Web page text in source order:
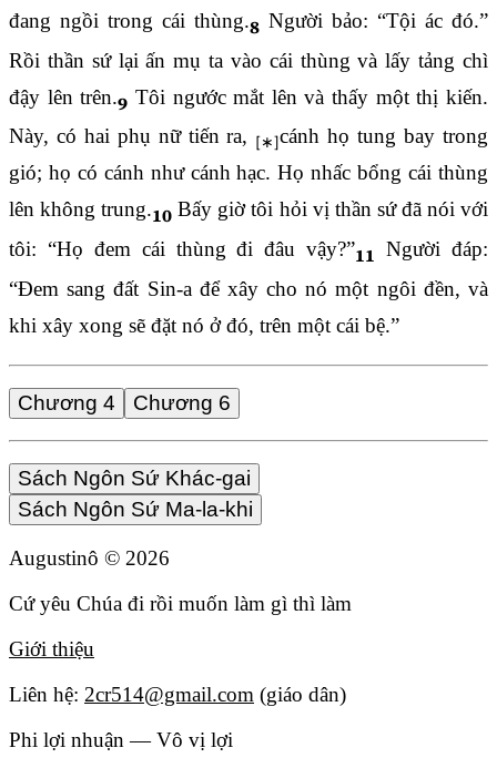
đang ngồi trong cái thùng.8 Người bảo: “Tội ác đó.”
Rồi thần sứ lại ấn mụ ta vào cái thùng và lấy tảng chì
đậy lên trên.9 Tôi ngước mắt lên và thấy một thị kiến.
Này, có hai phụ nữ tiến ra,
cánh họ tung bay trong
gió; họ có cánh như cánh hạc. Họ nhấc bổng cái thùng
lên không trung.10 Bấy giờ tôi hỏi vị thần sứ đã nói với
tôi: “Họ đem cái thùng đi đâu vậy?”11 Người đáp:
“Đem sang đất Sin-a để xây cho nó một ngôi đền, và
khi xây xong sẽ đặt nó ở đó, trên một cái bệ.”
Chương 4 Chương 6
Sách Ngôn Sứ Khác-gai
Sách Ngôn Sứ Ma-la-khi
Augustinô © 2026
Cứ yêu Chúa đi rồi muốn làm gì thì làm
Giới thiệu
Liên hệ: 2cr514@gmail.com (giáo dân)
Phi lợi nhuận — Vô vị lợi